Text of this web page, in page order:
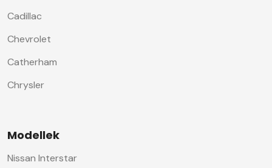
Cadillac
Chevrolet
Catherham
Chrysler
Modellek
Nissan Interstar